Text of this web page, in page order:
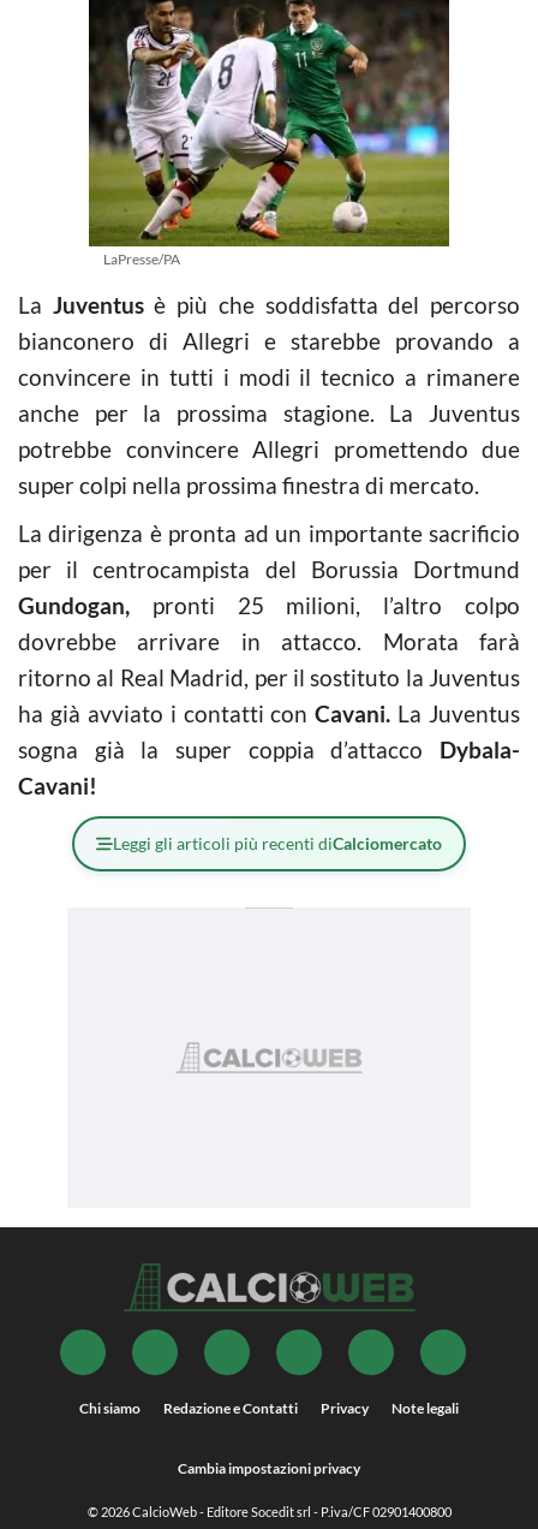
LaPresse/PA
La Juventusè più che soddisfatta del percorso
bianconero di Allegri e starebbe provando a
convincere in tutti i modi il tecnico a rimanere
anche per la prossima stagione. La Juventus
potrebbe convincere Allegri promettendo due
super colpi nella prossima finestra di mercato.
La dirigenza è pronta ad un importante sacrificio
per il centrocampista del Borussia Dortmund
Gundogan, pronti 25 milioni, l’altro colpo
dovrebbe arrivare in attacco. Morata farà
ritorno al Real Madrid, per il sostituto la Juventus
ha già avviato i contatti conCavani. La Juventus
sogna già la super coppia d’attacco Dybala-
Cavani!
Leggi gli articoli più recenti diCalciomercato
Chi siamo Redazione e Contatti Privacy Note legali
Cambia impostazioni privacy
© 2026CalcioWeb- Editore Socedit srl - P.iva/CF 02901400800